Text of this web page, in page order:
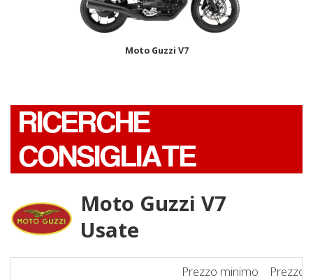
Moto Guzzi V7
RICERCHE
CONSIGLIATE
Moto Guzzi V7
Usate
Prezzo minimo Prezzo